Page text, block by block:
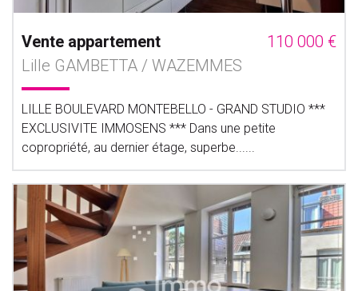
Vente appartement
110 000 €
Lille GAMBETTA / WAZEMMES
LILLE BOULEVARD MONTEBELLO - GRAND STUDIO ***
EXCLUSIVITE IMMOSENS *** Dans une petite
copropriété, au dernier étage, superbe......